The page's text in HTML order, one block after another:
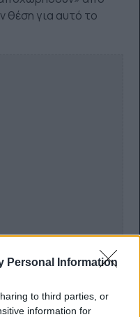
Personal Information
to third parties, or
information for
θέση για αυτό το